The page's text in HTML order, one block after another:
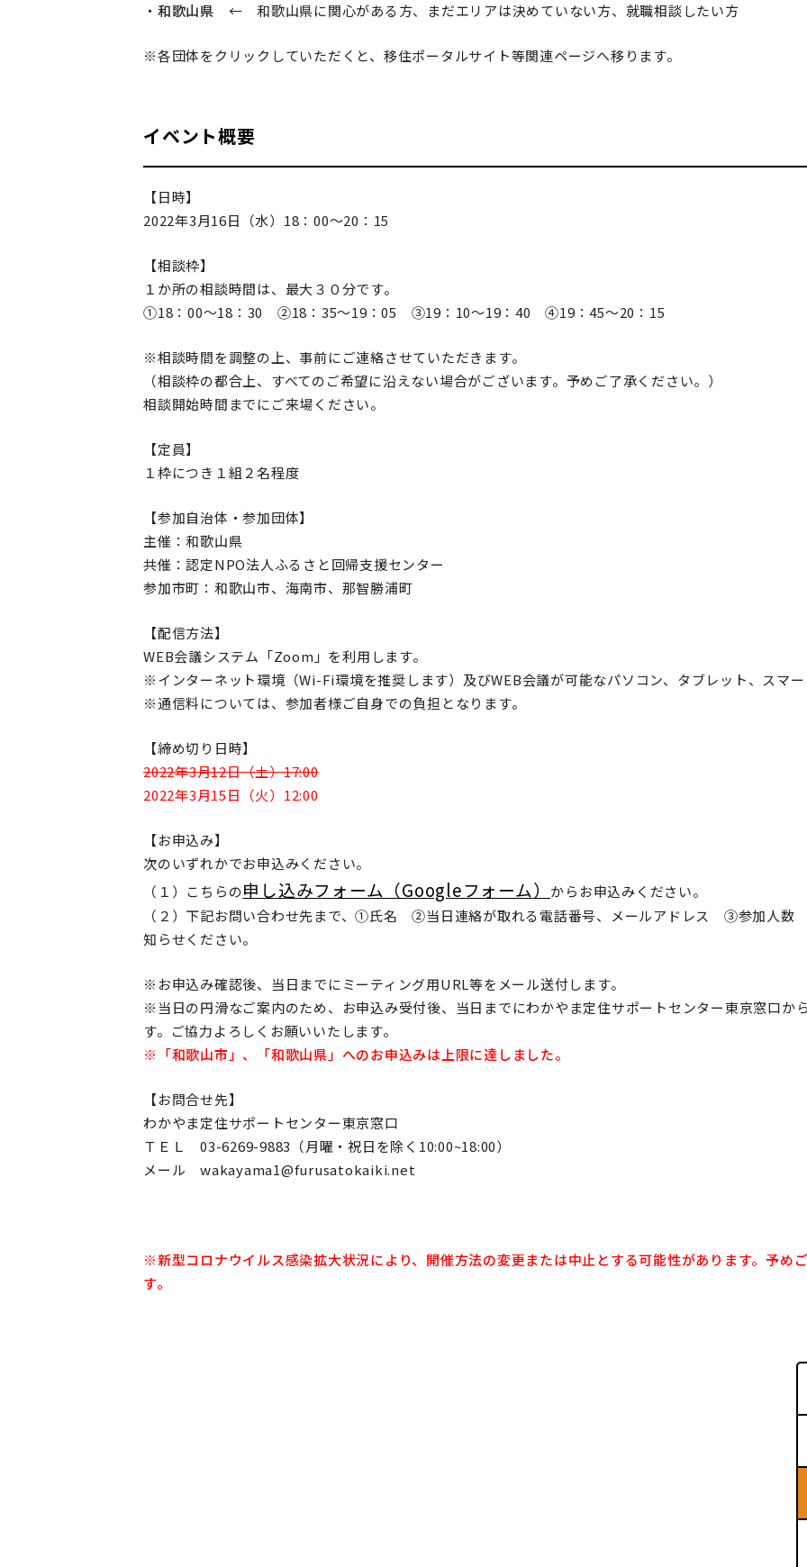
・ 和歌山県 ← 和歌山県に関心がある方、まだエリアは決めていない方、就職相談したい方
※各団体をクリックしていただくと、移住ポータルサイト等関連ページへ移ります。
イベント概要
【日時】
2022年3月16日（水）18：00～20：15
【相談枠】
１か所の相談時間は、最大３０分です。
①18：00～18：30 ②18：35～19：05 ③19：10～19：40 ④19：45～20：15
※相談時間を調整の上、事前にご連絡させていただきます。
（相談枠の都合上、すべてのご希望に沿えない場合がございます。予めご了承ください。）
相談開始時間までにご来場ください。
【定員】
１枠につき１組２名程度
【参加自治体・参加団体】
主催：和歌山県
共催：認定NPO法人ふるさと回帰支援センター
参加市町：和歌山市、海南市、那智勝浦町
【配信方法】
WEB会議システム「Zoom」を利用します。
※インターネット環境（Wi-Fi環境を推奨します）及びWEB会議が可能なパソコン、タブレット、スマー
※通信料については、参加者様ご自身での負担となります。
【締め切り日時】
2022年3月12日（土）17:00
2022年3月15日（火）12:00
【お申込み】
次のいずれかでお申込みください。
（１）こちらの申し込みフォーム（Googleフォーム）
からお申込みください。
（２）下記お問い合わせ先まで、①氏名 ②当日連絡が取れる電話番号、メールアドレス ③参加人
知らせください。
※お申込み確認後、当日までにミーティング用URL等をメール送付します。
※当日の円滑なご案内のため、お申込み受付後、当日までにわかやま定住サポートセンター東京窓口か
す。ご協力よろしくお願いいたします。
※「和歌山市」、「和歌山県」へのお申込みは上限に達しました。
【お問合せ先】
わかやま定住サポートセンター東京窓口
ＴＥＬ 03-6269-9883（月曜・祝日を除く10:00~18:00）
メール wakayama1@furusatokaiki.net
※新型コロナウイルス感染拡大状況により、開催方法の変更または中止 とする可能性があります。 予め
す。